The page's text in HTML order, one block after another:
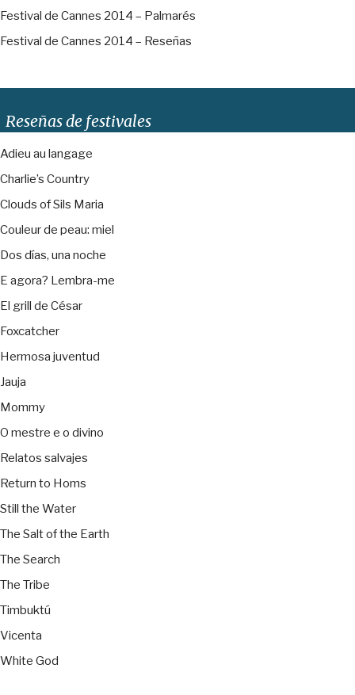
Festival de Cannes 2014 – Palmarés
Festival de Cannes 2014 – Reseñas
Reseñas de festivales
Adieu au langage
Charlie’s Country
Clouds of Sils Maria
Couleur de peau: miel
Dos días, una noche
E agora? Lembra-me
El grill de César
Foxcatcher
Hermosa juventud
Jauja
Mommy
O mestre e o divino
Relatos salvajes
Return to Homs
Still the Water
The Salt of the Earth
The Search
The Tribe
Timbuktú
Vicenta
White God